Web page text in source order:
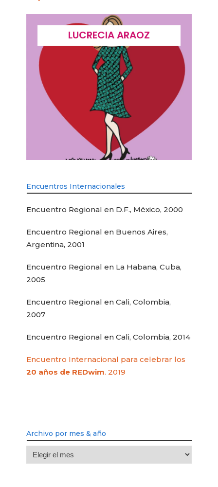
LUCRECIA ARAOZ
Encuentros Internacionales
Encuentro Regional en D.F., México, 2000
Encuentro Regional en Buenos Aires,
Argentina, 2001
Encuentro Regional en La Habana, Cuba,
2005
Encuentro Regional en Cali, Colombia,
2007
Encuentro Regional en Cali, Colombia, 2014
Encuentro Internacional para celebrar los
20 años de REDwim. 2019
Archivo por mes & año
Archivo
por